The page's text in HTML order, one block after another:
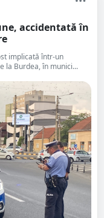
accidentată în
implicată într-un
la Burdea, în munici...